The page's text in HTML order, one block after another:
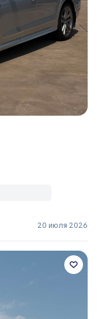
20 июля 2026